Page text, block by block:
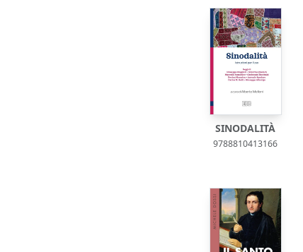
SINODALITÀ
9788810413166